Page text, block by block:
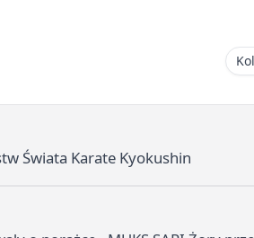
Świata Karate Kyokushin